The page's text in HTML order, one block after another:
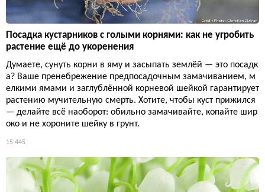
Посадка кустарников с голыми корнями: как не угробить
растение ещё до укоренения
Думаете, сунуть корни в яму и засыпать землёй — это посадк
а? Ваше пренебрежение предпосадочным замачиванием, м
елкими ямами и заглублённой корневой шейкой гарантирует
растению мучительную смерть. Хотите, чтобы куст прижился
— делайте всё наоборот: обильно замачивайте, копайте шир
око и не хороните шейку в грунт.
15 445